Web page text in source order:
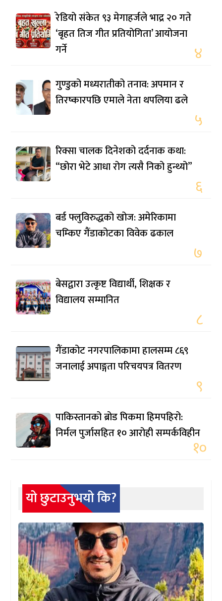
रेडियो संकेत ९३ मेगाहर्जले भाद्र २० गते
‘बृहत तिज गीत प्रतियोगिता’ आयोजना
गर्ने
४
गुण्डुको मध्यरातीको तनाव: अपमान र
तिरष्कारपछि एमाले नेता थपलिया ढले
५
रिक्सा चालक दिनेशको दर्दनाक कथा:
“छोरा भेटे आधा रोग त्यसै निको हुन्थ्यो”
६
बर्ड फ्लुविरुद्धको खोज: अमेरिकामा
चम्किए गैंडाकोटका विवेक ढकाल
७
बेसद्वारा उत्कृष्ट विद्यार्थी, शिक्षक र
विद्यालय सम्मानित
८
गैंडाकोट नगरपालिकामा हालसम्म ८६९
जनालाई अपाङ्गता परिचयपत्र वितरण
९
पाकिस्तानको ब्रोड पिकमा हिमपहिरो:
निर्मल पुर्जासहित १० आरोही सम्पर्कविहीन
१०
यो छुटाउनुभयो कि?